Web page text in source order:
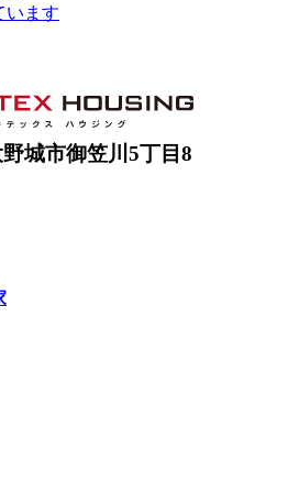
います
城市御笠川5丁目8